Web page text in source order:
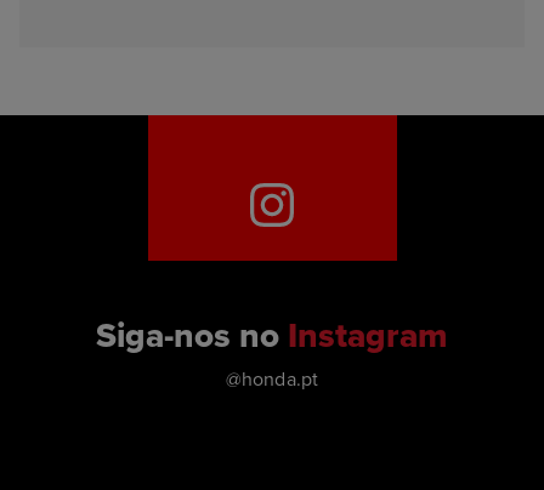
Siga-nos no Instagram
@honda.pt